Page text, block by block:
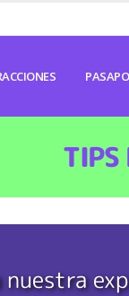
TIPS
nuestra